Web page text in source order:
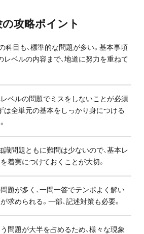
プロ教師が届ける
公式LINE＠
11-3967
の攻略ポイント
科目も、標準的な問題が多い。基本事項
レベルの内容まで、地道に努力を重ねて
ベルの問題でミスをしないことが必須
は全単元の基本をしっかり身につける
識問題ともに難問は少ないので、基本レ
着実につけておくことが大切。
題が多く、一問一答でテンポよく解い
求められる。一部、記述対策も必要。
問題が大半を占めるため、様々な現象